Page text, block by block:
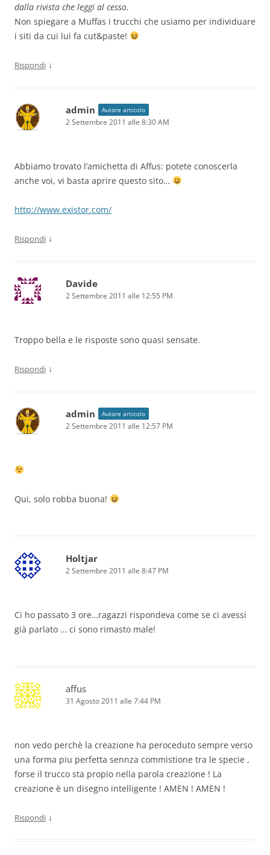
dalla rivista che leggi al cesso.
Non spiegare a Muffas i trucchi che usiamo per individuare
i siti da cui lui fa cut&paste!
Rispondi ↓
admin Autore articolo
2 Settembre 2011 alle 8:30 AM
Abbiamo trovato l’amichetta di Affus: potete conoscerla
anche voi, vi basta aprire questo sito…
http://www.existor.com/
Rispondi ↓
Davide
2 Settembre 2011 alle 12:55 PM
Troppo bella e le risposte sono quasi sensate.
Rispondi ↓
admin Autore articolo
2 Settembre 2011 alle 12:57 PM
Qui, solo robba buona!
Holtjar
2 Settembre 2011 alle 8:47 PM
Ci ho passato 3 ore…ragazzi rispondeva come se ci avessi
già parlato … ci sono rimasto male!
affus
31 Agosto 2011 alle 7:44 PM
non vedo perchè la creazione ha peroceduto sempre verso
una forma piu perfetta sennza commistione tra le specie ,
forse il trucco sta propio nella parola creazione ! La
creazione è un disegno intelligente ! AMEN ! AMEN !
Rispondi ↓